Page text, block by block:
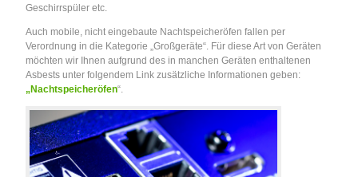
Geschirrspüler etc.
Auch mobile, nicht eingebaute Nachtspeicheröfen fallen per
Verordnung in die Kategorie „Großgeräte“. Für diese Art von Geräten
möchten wir Ihnen aufgrund des in manchen Geräten enthaltenen
Asbests unter folgendem Link zusätzliche Informationen geben:
„Nachtspeicheröfen“.